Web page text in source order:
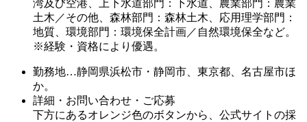
湾及び空港、上下水道部門：下水道、農業部門：農業
土木／その他、森林部門：森林土木、応用理学部門：
地質、環境部門：環境保全計画／自然環境保全など。
※経験・資格により優遇。
勤務地…静岡県浜松市・静岡市、東京都、名古屋市ほ
か。
詳細・お問い合わせ・ご応募
下方にあるオレンジ色のボタンから、公式サイトの採